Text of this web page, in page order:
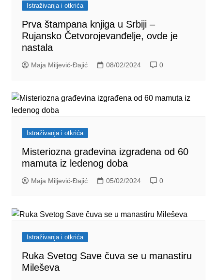
Istraživanja i otkrića
Prva štampana knjiga u Srbiji –
Rujansko Četvorojevanđelje, ovde je
nastala
Maja Miljević-Đajić 08/02/2024 0
Istraživanja i otkrića
Misteriozna građevina izgrađena od 60
mamuta iz ledenog doba
Maja Miljević-Đajić 05/02/2024 0
Istraživanja i otkrića
Ruka Svetog Save čuva se u manastiru
Mileševa